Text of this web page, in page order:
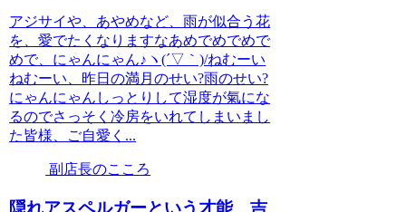
アジサイや、あやめなど、雨が似合う花
を、愛でたくなりますなあめでめでめで
めで、にゃんにゃん♪ヽ(´▽｀)/ねむーい
ねむーい、昨日の満月のせい?雨のせい?
にゃんにゃんしっとりして湿度が氣にな
るのでさっそく冷房をいれてしまいまし
た皆様、ご自愛く...
副店長のこころ
隠れアスペルガーという才能 吉